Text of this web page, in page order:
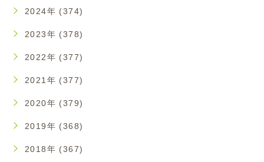
2024年 (374)
2023年 (378)
2022年 (377)
2021年 (377)
2020年 (379)
2019年 (368)
2018年 (367)